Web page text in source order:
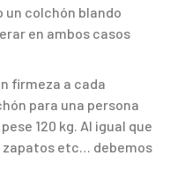
un colchón blando
en ambos casos
firmeza a cada
para una persona
120 kg. Al igual que
zapatos etc… debemos